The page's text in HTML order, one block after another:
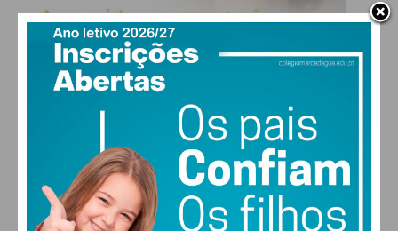
obtenha de forma regular a informação
atualizada.
Eu li e concordo com os termos e
condições